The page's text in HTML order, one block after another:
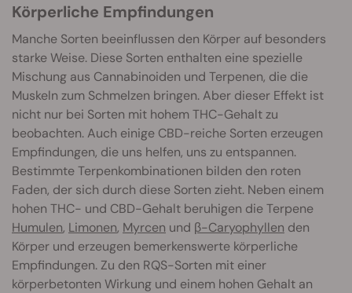
Körperliche Empfindungen
Manche Sorten beeinflussen den Körper auf besonders
starke Weise. Diese Sorten enthalten eine spezielle
Mischung aus Cannabinoiden und Terpenen, die die
Muskeln zum Schmelzen bringen. Aber dieser Effekt ist
nicht nur bei Sorten mit hohem THC-Gehalt zu
beobachten. Auch einige CBD-reiche Sorten erzeugen
Empfindungen, die uns helfen, uns zu entspannen.
Bestimmte Terpenkombinationen bilden den roten
Faden, der sich durch diese Sorten zieht. Neben einem
hohen THC- und CBD-Gehalt beruhigen die Terpene
Humulen, Limonen, Myrcen und β-Caryophyllen den
Körper und erzeugen bemerkenswerte körperliche
Empfindungen. Zu den RQS-Sorten mit einer
körperbetonten Wirkung und einem hohen Gehalt an